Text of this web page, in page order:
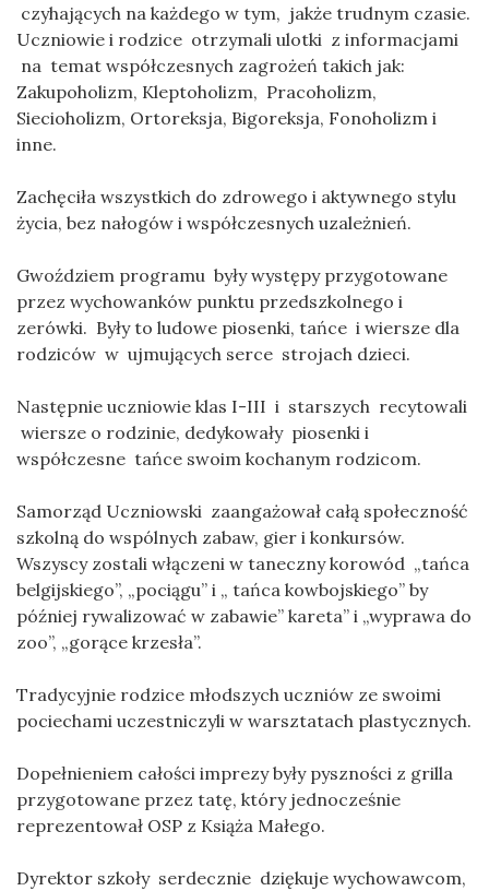
czyhających na każdego w tym, jakże trudnym czasie.
Uczniowie i rodzice otrzymali ulotki z informacjami
na temat współczesnych zagrożeń takich jak:
Zakupoholizm, Kleptoholizm, Pracoholizm,
Siecioholizm, Ortoreksja, Bigoreksja, Fonoholizm i
inne.
Zachęciła wszystkich do zdrowego i aktywnego stylu
życia, bez nałogów i współczesnych uzależnień.
Gwoździem programu były występy przygotowane
przez wychowanków punktu przedszkolnego i
zerówki. Były to ludowe piosenki, tańce i wiersze dla
rodziców w ujmujących serce strojach dzieci.
Następnie uczniowie klas I-III i starszych recytowali
wiersze o rodzinie, dedykowały piosenki i
współczesne tańce swoim kochanym rodzicom.
Samorząd Uczniowski zaangażował całą społeczność
szkolną do wspólnych zabaw, gier i konkursów.
Wszyscy zostali włączeni w taneczny korowód „tańca
belgijskiego”, „pociągu” i „ tańca kowbojskiego” by
później rywalizować w zabawie” kareta” i „wyprawa do
zoo”, „gorące krzesła”.
Tradycyjnie rodzice młodszych uczniów ze swoimi
pociechami uczestniczyli w warsztatach plastycznych.
Dopełnieniem całości imprezy były pyszności z grilla
przygotowane przez tatę, który jednocześnie
reprezentował OSP z Książa Małego.
Dyrektor szkoły serdecznie dziękuje wychowawcom,